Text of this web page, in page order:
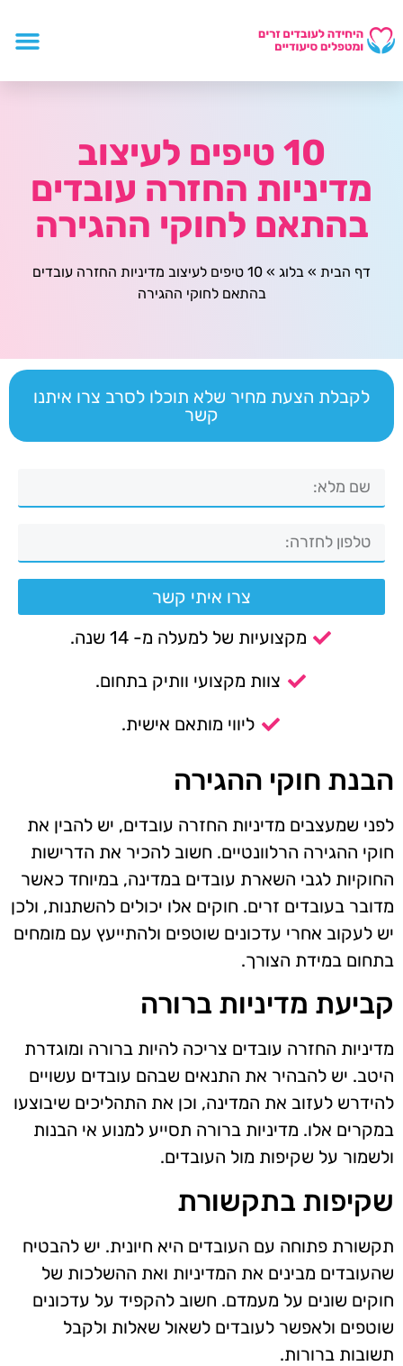
10 טיפים לעיצוב
מדיניות החזרה עובדים
בהתאם לחוקי ההגירה
דף הבית » בלוג »
10 טיפים לעיצוב מדיניות החזרה עובדים
בהתאם לחוקי ההגירה
לקבלת הצעת מחיר שלא תוכלו לסרב צרו איתנו
קשר
צרו איתי קשר
מקצועיות של למעלה מ- 14 שנה.
צוות מקצועי וותיק בתחום.
ליווי מותאם אישית.
הבנת חוקי ההגירה
לפני שמעצבים מדיניות החזרה עובדים, יש להבין את
חוקי ההגירה הרלוונטיים. חשוב להכיר את הדרישות
החוקיות לגבי השארת עובדים במדינה, במיוחד כאשר
מדובר בעובדים זרים. חוקים אלו יכולים להשתנות, ולכן
יש לעקוב אחרי עדכונים שוטפים ולהתייעץ עם מומחים
בתחום במידת הצורך.
קביעת מדיניות ברורה
מדיניות החזרה עובדים צריכה להיות ברורה ומוגדרת
היטב. יש להבהיר את התנאים שבהם עובדים עשויים
להידרש לעזוב את המדינה, וכן את התהליכים שיבוצעו
במקרים אלו. מדיניות ברורה תסייע למנוע אי הבנות
ולשמור על שקיפות מול העובדים.
שקיפות בתקשורת
תקשורת פתוחה עם העובדים היא חיונית. יש להבטיח
שהעובדים מבינים את המדיניות ואת ההשלכות של
חוקים שונים על מעמדם. חשוב להקפיד על עדכונים
שוטפים ולאפשר לעובדים לשאול שאלות ולקבל
תשובות ברורות.